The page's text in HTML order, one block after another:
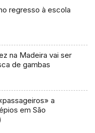
regresso à escola
na Madeira vai ser
de gambas
a
em São